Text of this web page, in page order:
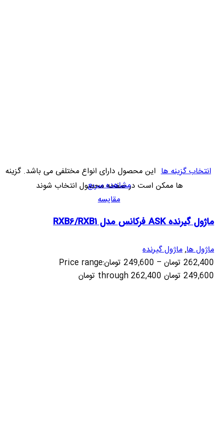
انتخاب گزینه ها این محصول دارای انواع مختلفی می باشد. گزینه
ها ممکن است در صفحه محصول انتخاب شوند
مشاهده سریع
مقایسه
ماژول گیرنده ASK فرکانس مدل RXB6/RXB1
ماژول ها,ماژول گیرنده
262,400 تومان –
249,600 تومانPrice range:
249,600 تومان through 262,400 تومان